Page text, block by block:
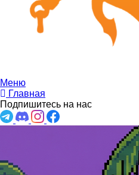
Меню
Главная
Подпишитесь на нас